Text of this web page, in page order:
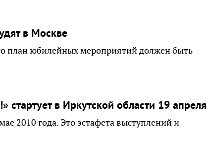
в Москве
план юбилейных мероприятий должен быть
стартует в Иркутской области 19 апреля
2010 года. Это эстафета выступлений и